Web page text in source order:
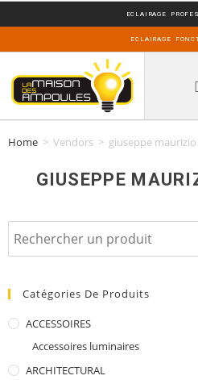
ECLAIRAGE
ECLAIRAGE
Home > Vendors > giuseppe
GIUSEPPE
Catégories De Produits
ACCESSOIRES
Accessoires luminaires
ARCHITECTURAL